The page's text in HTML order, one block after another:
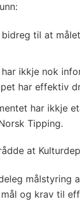
til at
ikkje nok
har effektiv
har ikkje
Tipping.
at
målstyring
mål og krav til